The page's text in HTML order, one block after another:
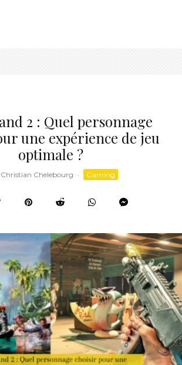
2 : Quel personnage
une expérience de jeu
optimale ?
Christian Chelebourg · Gaming